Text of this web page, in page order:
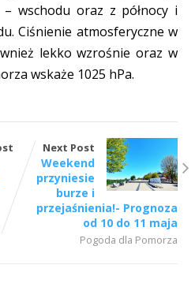
– wschodu oraz z północy i
Ciśnienie atmosferyczne w
lekko wzrośnie oraz w
wskaże 1025 hPa.
Next Post
Weekend
przyniesie
burze i
przejaśnienia!- Prognoza
od 10 do 11 maja
Pogoda dla Pomorza